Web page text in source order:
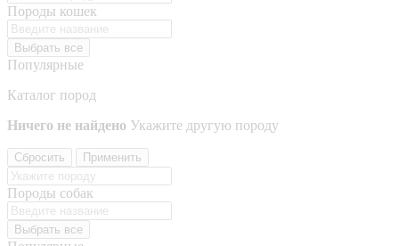
Породы кошек
Выбрать все
Популярные
Каталог пород
Ничего не найдено Укажите другую породу
Сбросить Применить
Породы собак
Выбрать все